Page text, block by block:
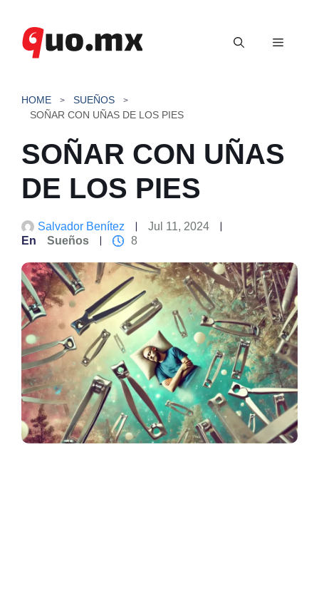
contenido
Menú
HOME
SUEÑOS
SOÑAR CON UÑAS DE LOS PIES
SOÑAR CON UÑAS
DE LOS PIES
Salvador Benítez
Jul 11, 2024
En
Sueños 8